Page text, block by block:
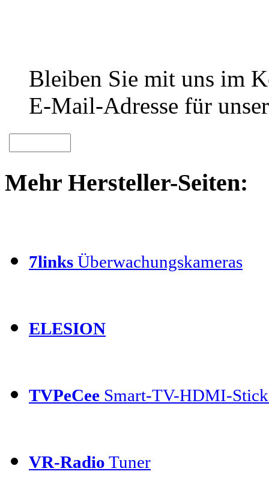
Bleiben Sie mit uns im
E-Mail-Adresse für
Mehr Hersteller-Seiten:
7links Überwachungskameras
ELESION
TVPeCee Smart-TV-HDMI-
VR-Radio Tuner